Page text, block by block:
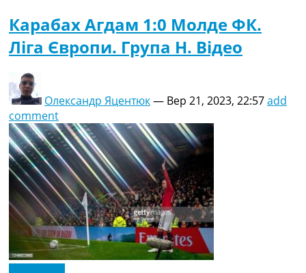
Карабах Агдам 1:0 Молде ФК.
Ліга Європи. Група H. Відео
Олександр Яцентюк— Вер 21, 2023, 22:57add
comment